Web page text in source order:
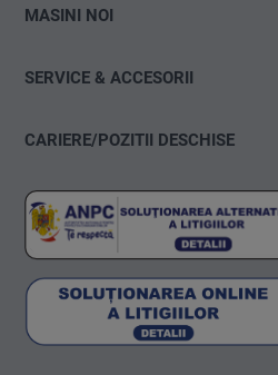
Škoda
MASINI NOI
Test drive
Configurare
Consiliere financiara
SERVICE & ACCESORII
Programare service
Anvelope & Roti
carLOG
CARIERE/POZITII DESCHISE
Ia tu initiativa!